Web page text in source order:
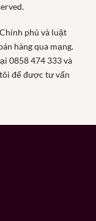
phủ và luật
hàng qua mạng.
0858 474 333 và
để được tư vấn